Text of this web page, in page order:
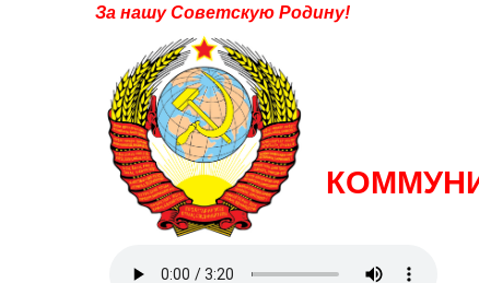
За нашу Советскую Родину!